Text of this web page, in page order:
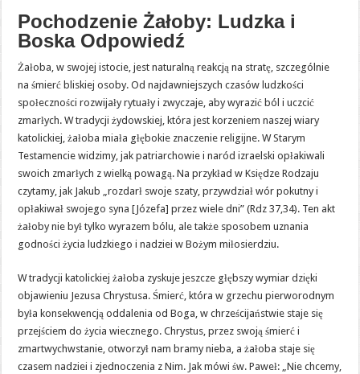
Pochodzenie Żałoby: Ludzka i
Boska Odpowiedź
Żałoba, w swojej istocie, jest naturalną reakcją na stratę, szczególnie
na śmierć bliskiej osoby. Od najdawniejszych czasów ludzkości
społeczności rozwijały rytuały i zwyczaje, aby wyrazić ból i uczcić
zmarłych. W tradycji żydowskiej, która jest korzeniem naszej wiary
katolickiej, żałoba miała głębokie znaczenie religijne. W Starym
Testamencie widzimy, jak patriarchowie i naród izraelski opłakiwali
swoich zmarłych z wielką powagą. Na przykład w Księdze Rodzaju
czytamy, jak Jakub „rozdarł swoje szaty, przywdział wór pokutny i
opłakiwał swojego syna [Józefa] przez wiele dni” (Rdz 37,34). Ten akt
żałoby nie był tylko wyrazem bólu, ale także sposobem uznania
godności życia ludzkiego i nadziei w Bożym miłosierdziu.
W tradycji katolickiej żałoba zyskuje jeszcze głębszy wymiar dzięki
objawieniu Jezusa Chrystusa. Śmierć, która w grzechu pierworodnym
była konsekwencją oddalenia od Boga, w chrześcijaństwie staje się
przejściem do życia wiecznego. Chrystus, przez swoją śmierć i
zmartwychwstanie, otworzył nam bramy nieba, a żałoba staje się
czasem nadziei i zjednoczenia z Nim. Jak mówi św. Paweł: „Nie chcemy,